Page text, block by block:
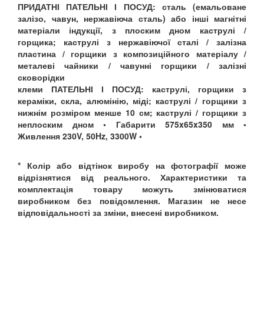
ПРИДАТНІ ПАТЕЛЬНІ І ПОСУД: сталь (емальоване
залізо, чавун, нержавіюча сталь) або інші магнітні
матеріали індукції, з плоским дном каструлі /
горщика; каструлі з нержавіючої сталі / залізна
пластина / горщики з композиційного матеріалу /
металеві чайники / чавунні горщики / залізні
сковорідки
клеми ПАТЕЛЬНІ І ПОСУД: каструлі, горщики з
кераміки, скла, алюмінію, міді; каструлі / горщики з
нижнім розміром менше 10 см; каструлі / горщики з
неплоским дном • Габарити 575x65x350 мм •
Живлення 230V, 50Hz, 3300W •
* Колір або відтінок виробу на фотографії може
відрізнятися від реального. Характеристики та
комплектація товару можуть змінюватися
виробником без повідомлення. Магазин не несе
відповідальності за зміни, внесені виробником.